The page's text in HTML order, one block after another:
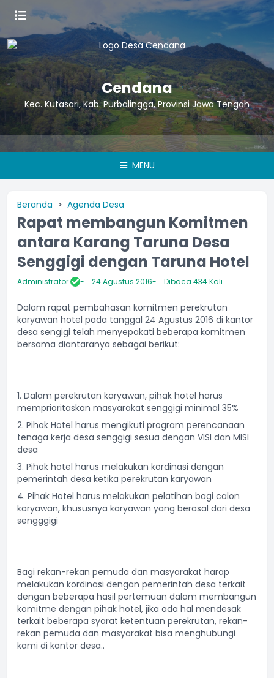
Cendana
Kec. Kutasari, Kab. Purbalingga, Provinsi Jawa Tengah
Ini
MENU
Beranda Agenda Desa
Rapat membangun Komitmen
antara Karang Taruna Desa
Senggigi dengan Taruna Hotel
Administrator 24 Agustus 2016 Dibaca 434 Kali
Dalam rapat pembahasan komitmen perekrutan
karyawan hotel pada tanggal 24 Agustus 2016 di kantor
desa sengigi telah menyepakati beberapa komitmen
bersama diantaranya sebagai berikut:
1. Dalam perekrutan karyawan, pihak hotel harus
memprioritaskan masyarakat senggigi minimal 35%
2. Pihak Hotel harus mengikuti program perencanaan
tenaga kerja desa senggigi sesua dengan VISI dan MISI
desa
3. Pihak hotel harus melakukan kordinasi dengan
pemerintah desa ketika perekrutan karyawan
4. Pihak Hotel harus melakukan pelatihan bagi calon
karyawan, khususnya karyawan yang berasal dari desa
sengggigi
Bagi rekan-rekan pemuda dan masyarakat harap
melakukan kordinasi dengan pemerintah desa terkait
dengan beberapa hasil pertemuan dalam membangun
komitme dengan pihak hotel, jika ada hal mendesak
terkait beberapa syarat ketentuan perekrutan, rekan-
rekan pemuda dan masyarakat bisa menghubungi
kami di kantor desa..